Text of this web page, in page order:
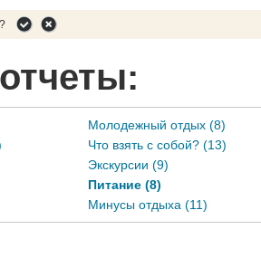
Молодежный отдых (8)
Что взять с собой? (13)
Экскурсии (9)
Питание (8)
Минусы отдыха (11)